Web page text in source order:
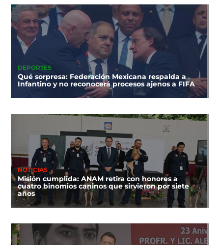
DEPORTES
Qué sorpresa: Federación Mexicana respalda a
Infantino y no reconocerá procesos ajenos a FIFA
NOTICIAS
Misión cumplida: ANAM retira con honores a
cuatro binomios caninos que sirvieron por siete
años